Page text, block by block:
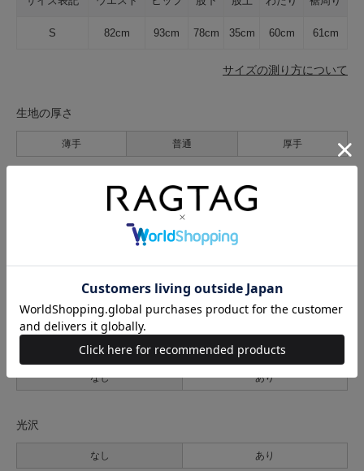
S 82cm 93cm 78cm 35cm 60cm 61cm
サイズの測り方について
生地の厚さ
薄手 普通 厚手
透け感
あり
なし あり
光沢
なし あり